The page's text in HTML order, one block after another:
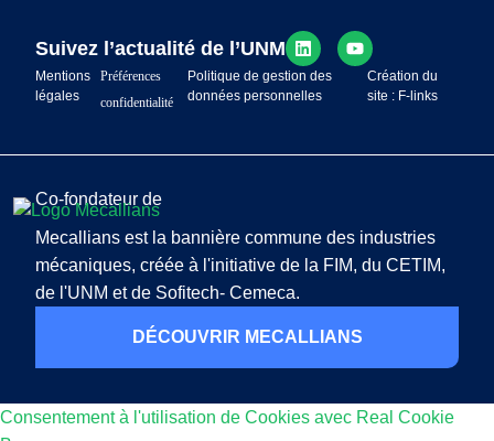
Suivez l’actualité de l’UNM
Mentions
légales
Préférences
confidentialité
Politique de gestion des
données personnelles
Création du
site : F-links
Co-fondateur de
Mecallians est la bannière commune des industries
mécaniques, créée à l'initiative de la FIM, du CETIM,
de l'UNM et de Sofitech- Cemeca.
DÉCOUVRIR MECALLIANS
Consentement à l'utilisation de Cookies avec Real Cookie